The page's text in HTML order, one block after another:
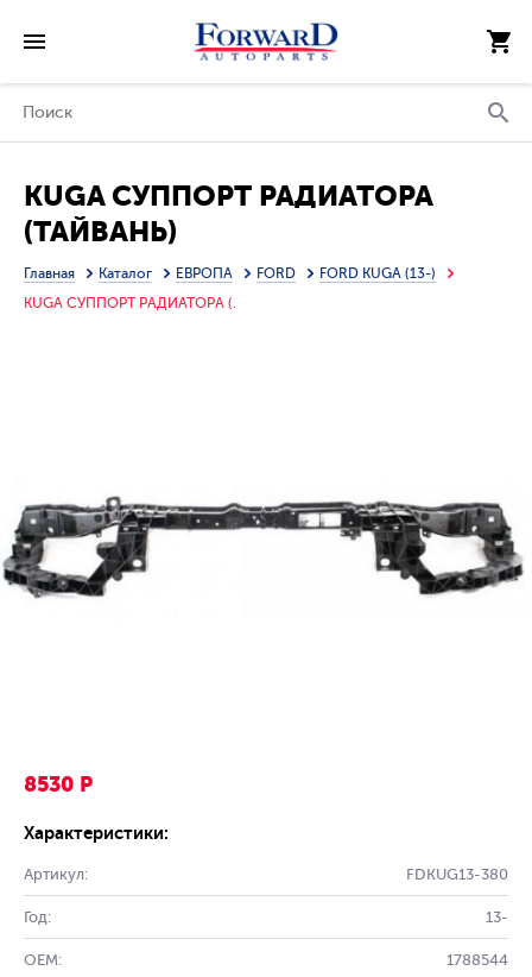
KUGA СУППОРТ РАДИАТОРА
(ТАЙВАНЬ)
Главная Каталог ЕВРОПА FORD
FORD KUGA (13-)
KUGA СУППОРТ РАДИАТОРА (.
8530 Р
Характеристики:
Артикул: FDKUG13-380
Год: 13-
OEM: 1788544